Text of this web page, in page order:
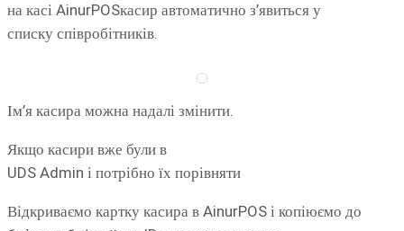
на касі AinurPOSкасир автоматично з’явиться у
списку співробітників.
Ім’я касира можна надалі змінити.
Якщо касири вже були в
UDS Admin і потрібно їх порівняти
Відкриваємо картку касира в AinurPOS і копіюємо до